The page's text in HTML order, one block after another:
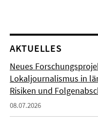
AKTUELLES
Neues
Lokaljournalismus in
Risiken und
08.07.2026